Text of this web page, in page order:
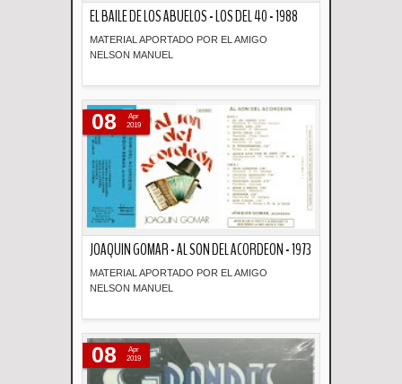
EL BAILE DE LOS ABUELOS - LOS DEL 40 - 1988
MATERIAL APORTADO POR EL AMIGO
NELSON MANUEL
JOAQUIN GOMAR - AL SON DEL ACORDEON - 1973
MATERIAL APORTADO POR EL AMIGO
NELSON MANUEL
08
Apr
2019
08
Apr
2019